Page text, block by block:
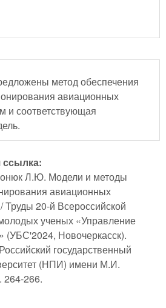
метод обеспечения
авиационных
и соответствующая
ссылка:
Л.Ю. Модели и методы
авиационных
Труды 20-й Всероссийской
ученых «Управление
(УБС'2024, Новочеркасск).
государственный
(НПИ) имени М.И.
264-266.